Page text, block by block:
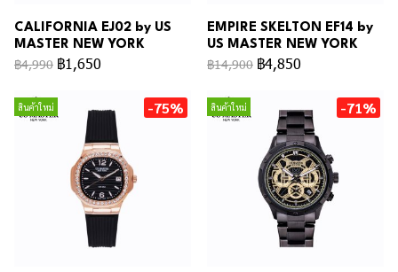
CALIFORNIA EJ02 by US
MASTER NEW YORK
฿4,990 ฿1,650
EMPIRE SKELTON EF14 by
US MASTER NEW YORK
฿14,900 ฿4,850
สินค้าใหม่ -75% สินค้าใหม่ -71%